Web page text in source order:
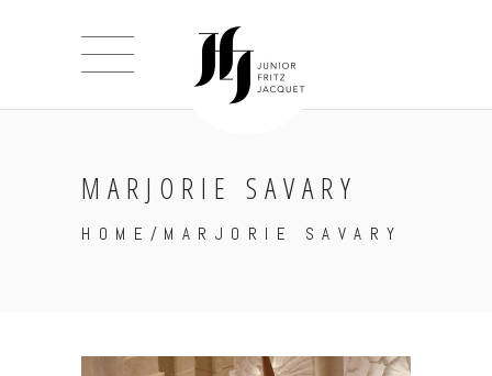
MARJORIE SAVARY
HOME /MARJORIE SAVARY